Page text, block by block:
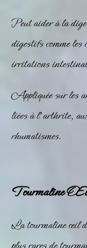
Peut aider à la
digestifs comme les
irritations
Appliquée sur les
liées à l’arthrite,
rhumatismes.
Tourmaline
La tourmaline œil